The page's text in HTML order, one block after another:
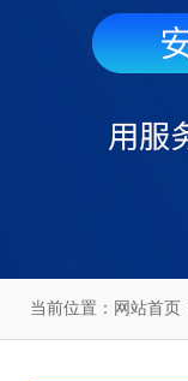
当前位置： 网站首页